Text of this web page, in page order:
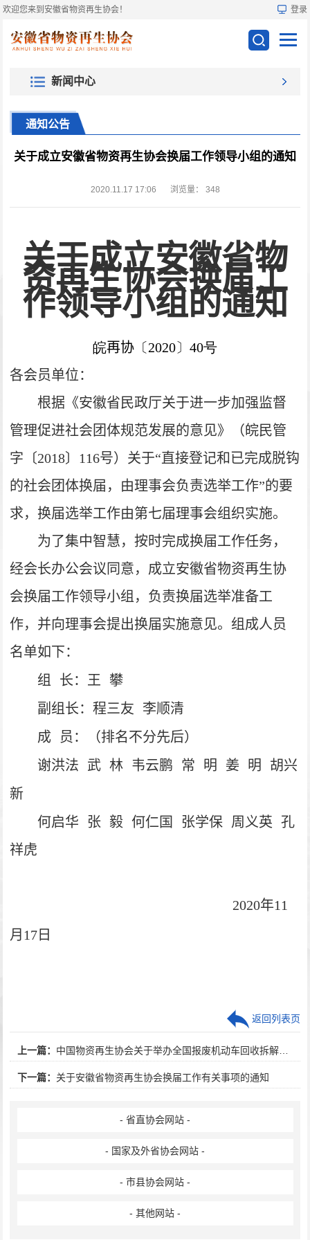
欢迎您来到安徽省物资再生协会！ 登录
新闻中心
通知公告
关于成立安徽省物资再生协会换届工作领导小组的通知
2020.11.17 17:06 浏览量： 348
关于成立安徽省物
资再生协会换届工
作领导小组的通知
皖再协 〔2020〕40号
各会员单位：
根据《安徽省民政厅关于进一步加强监督
管理促进社会团体规范发展的意见》（皖民管
字〔2018〕116号）关于“直接登记和已完成脱钩
的社会团体换届，由理事会负责选举工作”的要
求，换届选举工作由第七届理事会组织实施。
为了集中智慧，按时完成换届工作任务，
经会长办公会议同意，成立安徽省物资再生协
会换届工作领导小组，负责换届选举准备工
作，并向理事会提出换届实施意见。组成人员
名单如下：
组
长：王
攀
副组长：程三友
李顺清
成
员：（排名不分先后）
谢洪法
武 林 韦云鹏 常 明 姜 明
胡兴
新
何启华
张 毅 何仁国 张学保 周义英
孔
祥虎
2020年11
月17日
上一篇： 中国物资再生协会关于举办全国报废机动车回收拆解技术人员培训班的通知
下一篇： 关于安徽省物资再生协会换届工作有关事项的通知
返回列表页
- 省直协会网站 -
- 国家及外省协会网站 -
- 市县协会网站 -
- 其他网站 -